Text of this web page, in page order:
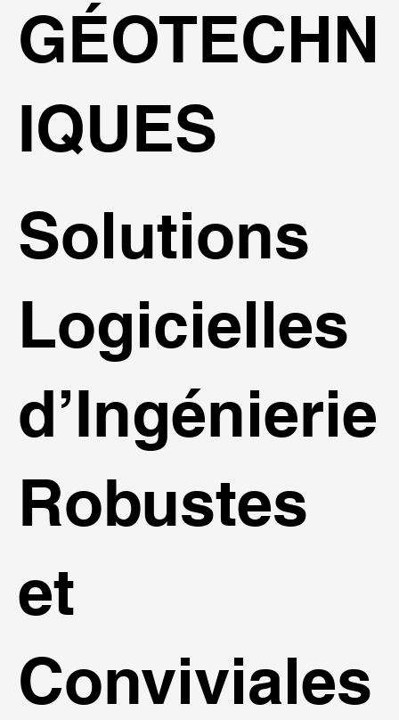
GÉOTECHN
IQUES
Solutions
Logicielles
d’Ingénierie
Robustes
et
Conviviales